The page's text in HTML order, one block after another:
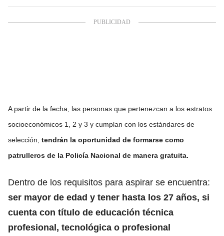
A partir de la fecha, las personas que pertenezcan a los estratos
socioeconómicos 1, 2 y 3 y cumplan con los estándares de
selección, tendrán la oportunidad de formarse como
patrulleros de la Policía Nacional de manera gratuita.
Dentro de los requisitos para aspirar se encuentra:
ser mayor de edad y tener hasta los 27 años, si
cuenta con título de educación técnica
profesional, tecnológica o profesional